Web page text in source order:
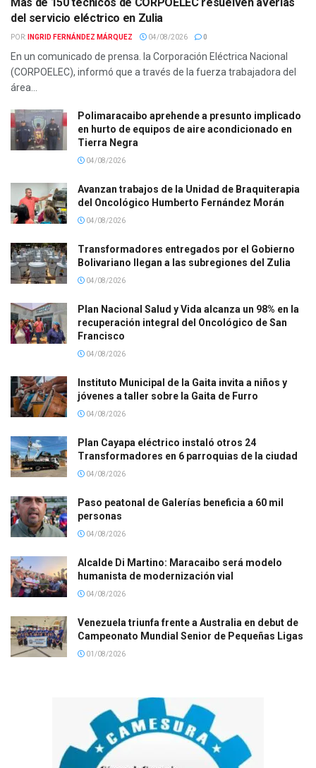
Más de 150 técnicos de CORPOELEC resuelven averías
del servicio eléctrico en Zulia
POR: INGRID FERNÁNDEZ MÁRQUEZ 04/08/2026 0
En un comunicado de prensa. la Corporación Eléctrica Nacional
(CORPOELEC), informó que a través de la fuerza trabajadora del
área...
Polimaracaibo aprehende a presunto implicado
en hurto de equipos de aire acondicionado en
Tierra Negra
04/08/2026
Avanzan trabajos de la Unidad de Braquiterapia
del Oncológico Humberto Fernández Morán
04/08/2026
Transformadores entregados por el Gobierno
Bolivariano llegan a las subregiones del Zulia
04/08/2026
Plan Nacional Salud y Vida alcanza un 98% en la
recuperación integral del Oncológico de San
Francisco
04/08/2026
Instituto Municipal de la Gaita invita a niños y
jóvenes a taller sobre la Gaita de Furro
04/08/2026
Plan Cayapa eléctrico instaló otros 24
Transformadores en 6 parroquias de la ciudad
04/08/2026
Paso peatonal de Galerías beneficia a 60 mil
personas
04/08/2026
Alcalde Di Martino: Maracaibo será modelo
humanista de modernización vial
04/08/2026
Venezuela triunfa frente a Australia en debut de
Campeonato Mundial Senior de Pequeñas Ligas
01/08/2026